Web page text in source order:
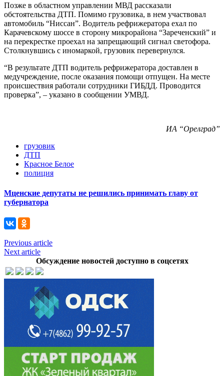
Позже в областном управлении МВД рассказали
обстоятельства ДТП. Помимо грузовика, в нем участвовал
автомобиль “Ниссан”. Водитель рефрижератора ехал по
Карачевскому шоссе в сторону микрорайона “Зареченский” и
на перекрестке проехал на запрещающий сигнал светофора.
Столкнувшись с иномаркой, грузовик перевернулся.
“В результате ДТП водитель рефрижератора доставлен в
медучреждение, после оказания помощи отпущен. На месте
происшествия работали сотрудники ГИБДД. Проводится
проверка”, – указано в сообщении УМВД.
ИА “Орелград”
грузовик
ДТП
Красное Белое
полиция
Мценские депутаты не решились принимать главу от
губернатора
Previous article
Next article
Обсуждение новостей доступно в соцсетях